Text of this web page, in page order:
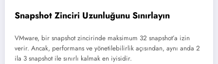
Snapshot Zinciri Uzunluğunu Sınırlayın
VMware, bir snapshot zincirinde maksimum 32 snapshot’a izin
verir. Ancak, performans ve yönetilebilirlik açısından, aynı anda 2
ila 3 snapshot ile sınırlı kalmak en iyisidir.